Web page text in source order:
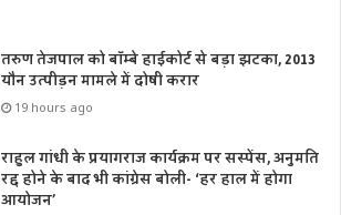
तरुण तेजपाल को बॉम्बे हाईकोर्ट से बड़ा झटका, 2013
यौन उत्पीड़न मामले में दोषी करार
19 hours ago
राहुल गांधी के प्रयागराज कार्यक्रम पर सस्पेंस, अनुमति
रद्द होने के बाद भी कांग्रेस बोली- ‘हर हाल में होगा
आयोजन’